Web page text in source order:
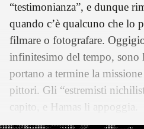
“testimonianza”, e dunque
quando c’è qualcuno che lo
filmare o fotografare.
infinitesimo del tempo, sono
portano a termine la
pittori. Gli “estremisti
capito, e Hamas li appoggia.